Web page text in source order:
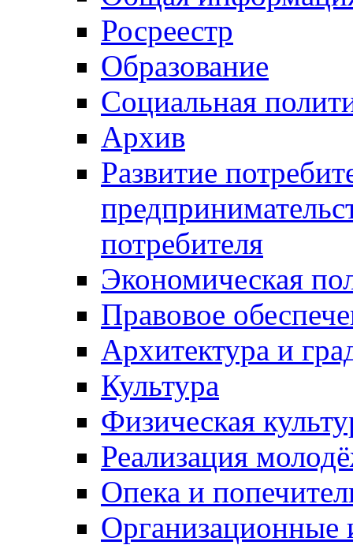
Росреестр
Образование
Социальная
Архив
Развитие
потребителя
Экономическая
Правовое
Архитектура и
Культура
Физическая
Реализация
Опека и